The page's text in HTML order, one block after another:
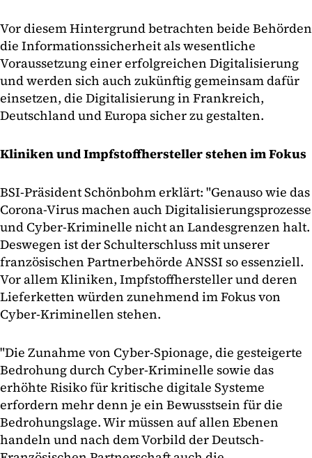
Vor diesem Hintergrund betrachten beide Behörden
die Informationssicherheit als wesentliche
Voraussetzung einer erfolgreichen Digitalisierung
und werden sich auch zukünftig gemeinsam dafür
einsetzen, die Digitalisierung in Frankreich,
Deutschland und Europa sicher zu gestalten.
Kliniken und Impfstoffhersteller stehen im Fokus
BSI-Präsident Schönbohm erklärt: "Genauso wie das
Corona-Virus machen auch Digitalisierungsprozesse
und Cyber-Kriminelle nicht an Landesgrenzen halt.
Deswegen ist der Schulterschluss mit unserer
französischen Partnerbehörde ANSSI so essenziell.
Vor allem Kliniken, Impfstoffhersteller und deren
Lieferketten würden zunehmend im Fokus von
Cyber-Kriminellen stehen.
"Die Zunahme von Cyber-Spionage, die gesteigerte
Bedrohung durch Cyber-Kriminelle sowie das
erhöhte Risiko für kritische digitale Systeme
erfordern mehr denn je ein Bewusstsein für die
Bedrohungslage. Wir müssen auf allen Ebenen
handeln und nach dem Vorbild der Deutsch-